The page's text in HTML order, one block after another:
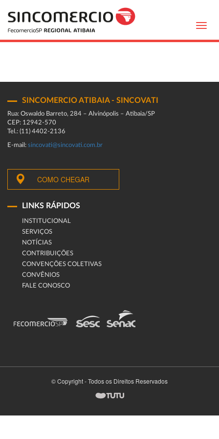
SINCOMERCIO ATIBAIA - SINCOVATI
Rua: Oswaldo Barreto, 284 – Alvinópolis – Atibaia/SP
CEP: 12942-570
Tel.: (11) 4402-2136
E-mail: sincovati@sincovati.com.br
COMO CHEGAR
LINKS RÁPIDOS
INSTITUCIONAL
SERVIÇOS
NOTÍCIAS
CONTRIBUIÇÕES
CONVENÇÕES COLETIVAS
CONVÊNIOS
FALE CONOSCO
© Copyright - Todos os Direitos Reservados